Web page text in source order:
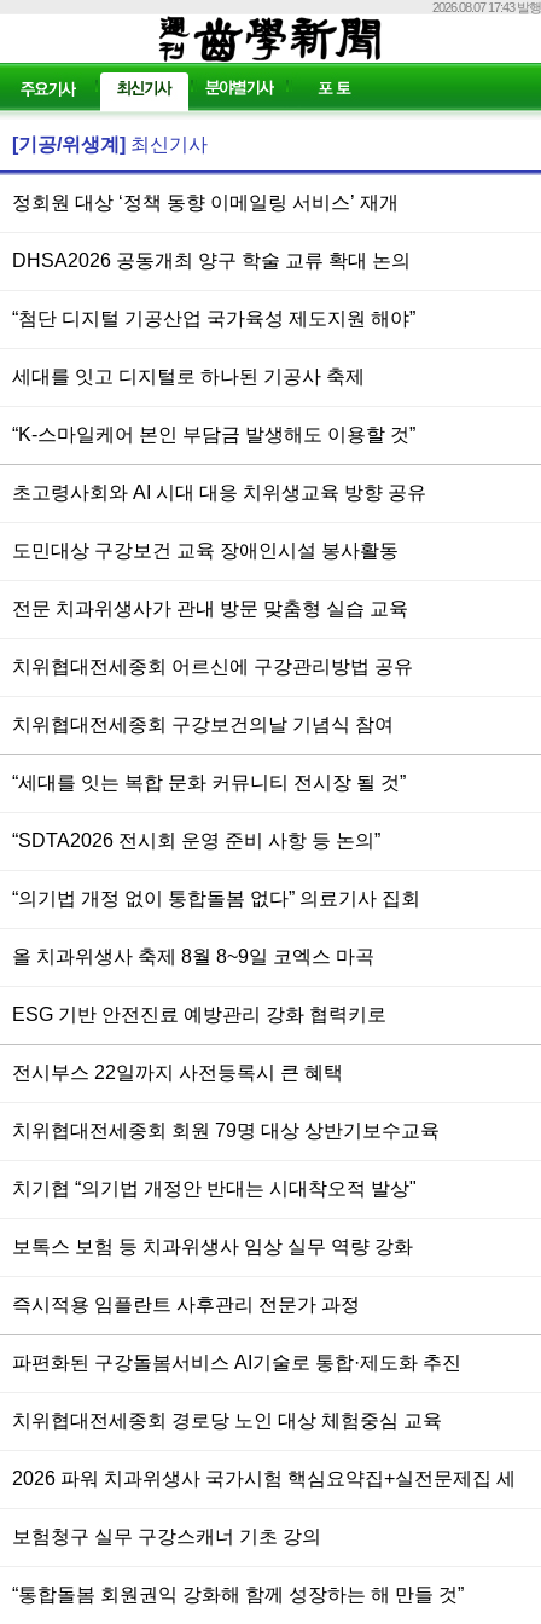
2026.08.07 17:43 발행
[기공/위생계] 최신기사
정회원 대상 ‘정책 동향 이메일링 서비스’ 재개
DHSA2026 공동개최 양구 학술 교류 확대 논의
“첨단 디지털 기공산업 국가육성 제도지원 해야”
세대를 잇고 디지털로 하나된 기공사 축제
“K-스마일케어 본인 부담금 발생해도 이용할 것”
초고령사회와 AI 시대 대응 치위생교육 방향 공유
도민대상 구강보건 교육 장애인시설 봉사활동
전문 치과위생사가 관내 방문 맞춤형 실습 교육
치위협대전세종회 어르신에 구강관리방법 공유
치위협대전세종회 구강보건의날 기념식 참여
“세대를 잇는 복합 문화 커뮤니티 전시장 될 것”
“SDTA2026 전시회 운영 준비 사항 등 논의”
“의기법 개정 없이 통합돌봄 없다” 의료기사 집회
올 치과위생사 축제 8월 8~9일 코엑스 마곡
ESG 기반 안전진료 예방관리 강화 협력키로
전시부스 22일까지 사전등록시 큰 혜택
치위협대전세종회 회원 79명 대상 상반기보수교육
치기협 “의기법 개정안 반대는 시대착오적 발상"
보톡스 보험 등 치과위생사 임상 실무 역량 강화
즉시적용 임플란트 사후관리 전문가 과정
파편화된 구강돌봄서비스 AI기술로 통합·제도화 추진
치위협대전세종회 경로당 노인 대상 체험중심 교육
2026 파워 치과위생사 국가시험 핵심요약집+실전문제집 세
보험청구 실무 구강스캐너 기초 강의
“통합돌봄 회원권익 강화해 함께 성장하는 해 만들 것”